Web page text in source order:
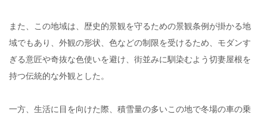
また、この地域は、歴史的景観を守るための景観条例が掛かる地
域でもあり、外観の形状、色などの制限を受けるため、モダンす
ぎる意匠や奇抜な色使いを避け、街並みに馴染むよう切妻屋根を
持つ伝統的な外観とした。
一方、生活に目を向けた際、積雪量の多いこの地で冬場の車の乗